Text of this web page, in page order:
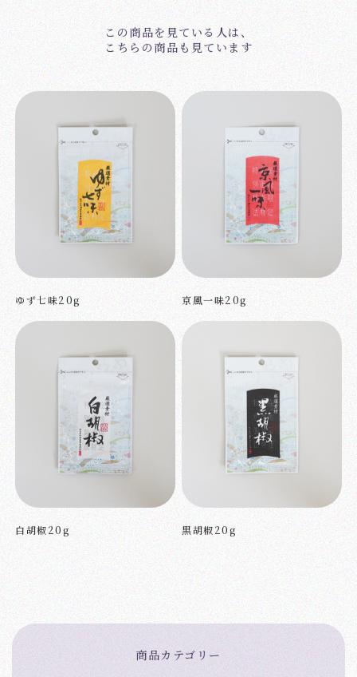
この商品を見ている人は、
こちらの商品も見ています
ゆず七味20g 京風一味20g
白胡椒20g 黒胡椒20g
商品カテゴリー